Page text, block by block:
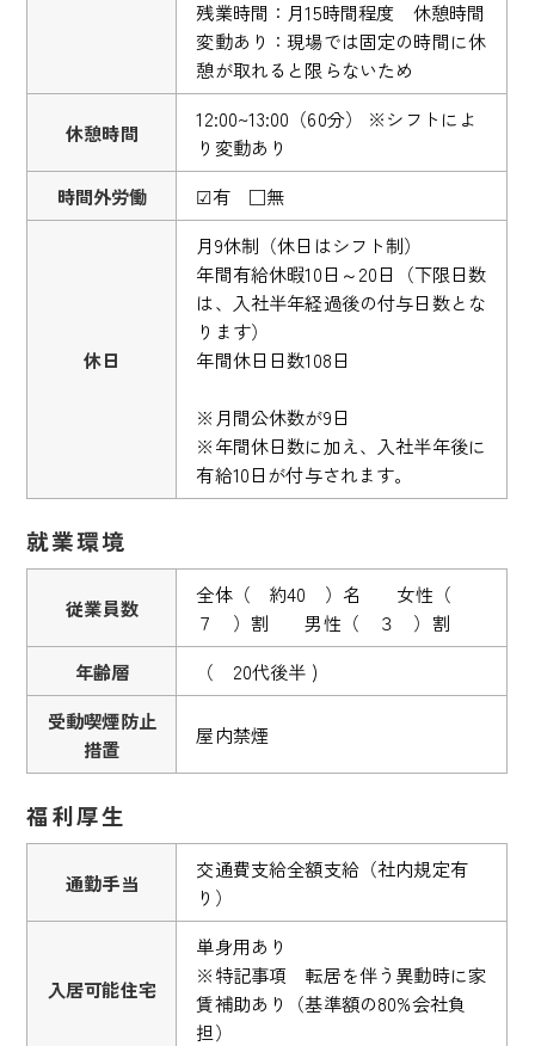
残業時間：月15時間程度 休憩時間
変動あり：現場では固定の時間に休
憩が取れると限らないため
休憩時間
12:00~13:00（60分） ※シフトによ
り変動あり
時間外労働
☑有 □無
休日
月9休制（休日はシフト制）
年間有給休暇10日～20日（下限日数
は、入社半年経過後の付与日数とな
ります）
年間休日日数108日
※月間公休数が9日
※年間休日数に加え、入社半年後に
有給10日が付与されます。
就業環境
従業員数
全体（ 約40 ）名 女性（
７ ）割 男性（ ３ ）割
年齢層
（ 20代後半 )
受動喫煙防止
措置
屋内禁煙
福利厚生
通勤手当
交通費支給全額支給（社内規定有
り）
入居可能住宅
単身用あり
※特記事項 転居を伴う異動時に家
賃補助あり（基準額の80%会社負
担）